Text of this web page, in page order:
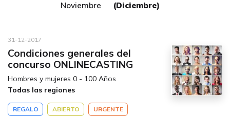
Noviembre
(Diciembre)
31-12-2017
Condiciones generales del
concurso ONLINECASTING
Hombres y mujeres 0 - 100 Años
Todas las regiones
REGALO ABIERTO URGENTE